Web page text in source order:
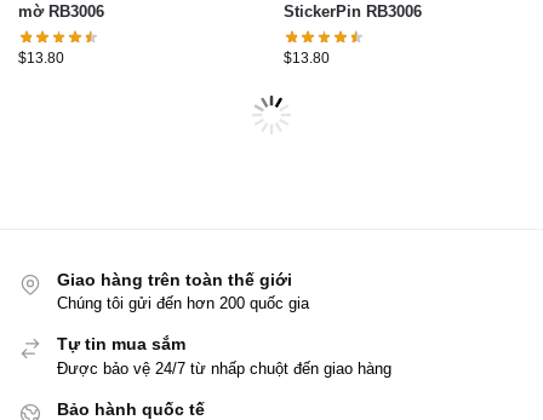
mờ RB3006
$13.80
StickerPin RB3006
$13.80
Giao hàng trên toàn thế giới
Chúng tôi gửi đến hơn 200 quốc gia
Tự tin mua sắm
Được bảo vệ 24/7 từ nhấp chuột đến giao hàng
Bảo hành quốc tế